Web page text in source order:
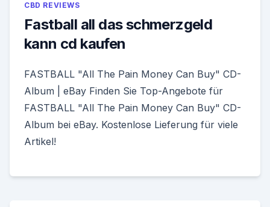
CBD REVIEWS
Fastball all das schmerzgeld
kann cd kaufen
FASTBALL "All The Pain Money Can Buy" CD-
Album | eBay Finden Sie Top-Angebote für
FASTBALL "All The Pain Money Can Buy" CD-
Album bei eBay. Kostenlose Lieferung für viele
Artikel!